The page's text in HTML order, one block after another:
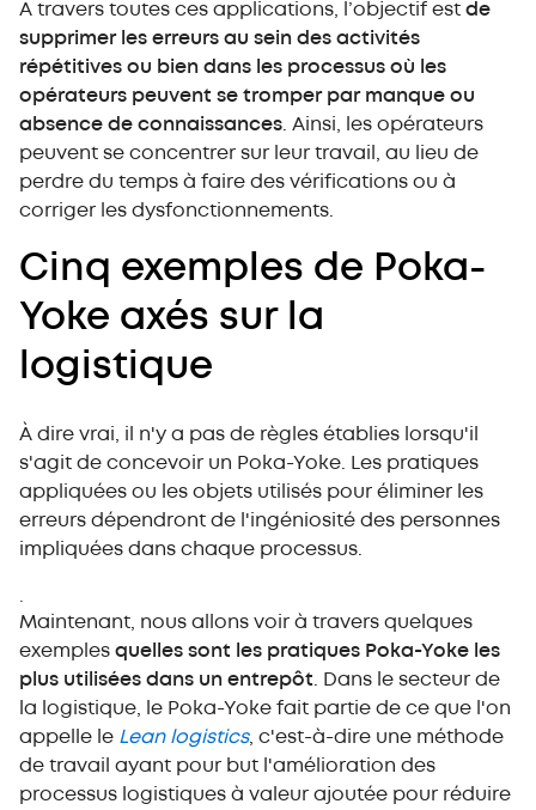
À travers toutes ces applications, l’objectif est de
supprimer les erreurs au sein des activités
répétitives ou bien dans les processus où les
opérateurs peuvent se tromper par manque ou
absence de connaissances. Ainsi, les opérateurs
peuvent se concentrer sur leur travail, au lieu de
perdre du temps à faire des vérifications ou à
corriger les dysfonctionnements.
Cinq exemples de Poka-
Yoke axés sur la
logistique
À dire vrai, il n'y a pas de règles établies lorsqu'il
s'agit de concevoir un Poka-Yoke. Les pratiques
appliquées ou les objets utilisés pour éliminer les
erreurs dépendront de l'ingéniosité des personnes
impliquées dans chaque processus.
.
Maintenant, nous allons voir à travers quelques
exemples quelles sont les pratiques Poka-Yoke les
plus utilisées dans un entrepôt. Dans le secteur de
la logistique, le Poka-Yoke fait partie de ce que l'on
appelle le Lean logistics, c'est-à-dire une méthode
de travail ayant pour but l'amélioration des
processus logistiques à valeur ajoutée pour réduire